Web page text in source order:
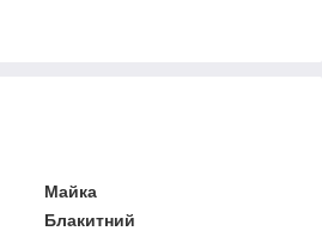
Майка
Блакитний